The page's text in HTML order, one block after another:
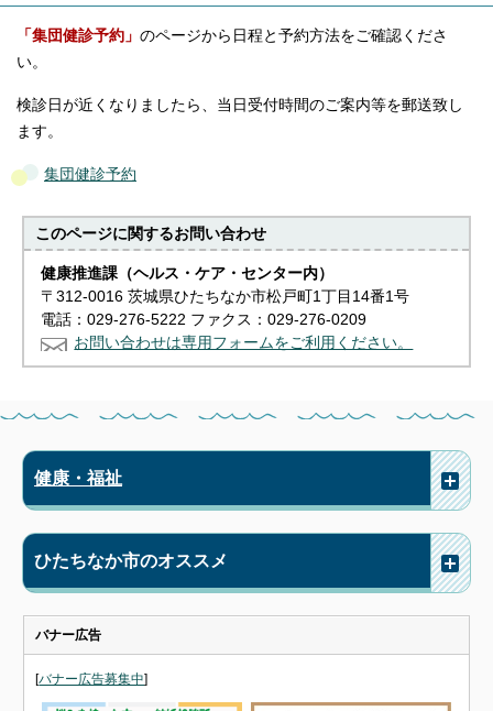
「集団健診予約」 のページから日程と予約方法をご確認くださ
い。
検診日が近くなりましたら、当日受付時間のご案内等を郵送致し
ます。
集団健診予約
このページに関するお問い合わせ
健康推進課（ヘルス・ケア・センター内）
〒312-0016 茨城県ひたちなか市松戸町1丁目14番1号
電話：029-276-5222 ファクス：029-276-0209
お問い合わせは専用フォームをご利用ください。
健康・福祉
ひたちなか市のオススメ
バナー広告
[バナー広告募集中]